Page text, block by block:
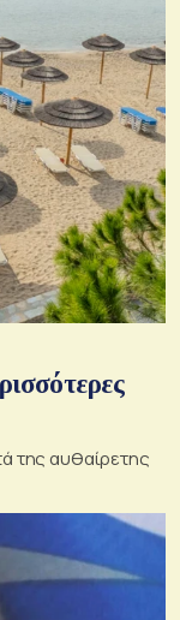
της αυθαίρετης